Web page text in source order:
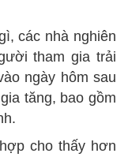
các nhà nghiên
tham gia trải
ngày hôm sau
tăng, bao gồm
cho thấy hơn